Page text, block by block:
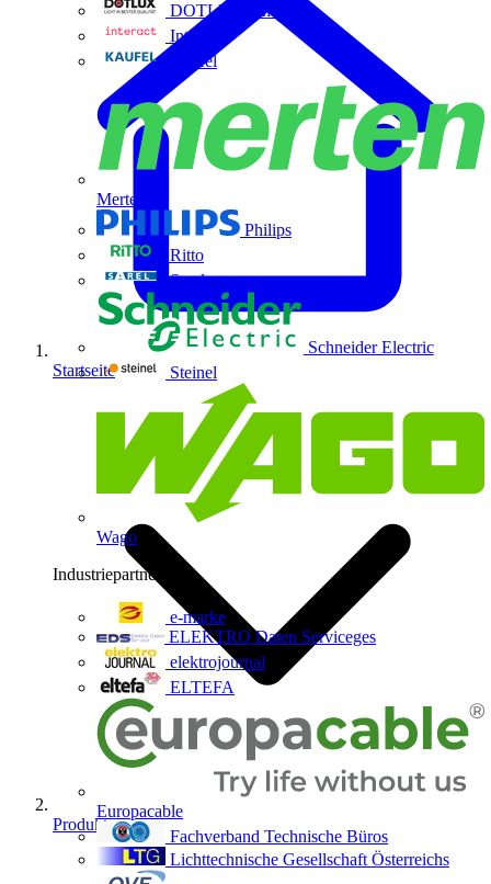
DOTLUX GmbH
Interact
Kaufel
Merten
Philips
Ritto
Sarel
Schneider Electric
Steinel
Wago
Industriepartner
e-marke
ELEKTRO Daten Serviceges
elektrojournal
ELTEFA
Europacable
Fachverband Technische Büros
Lichttechnische Gesellschaft Österreichs
Startseite
Produkte